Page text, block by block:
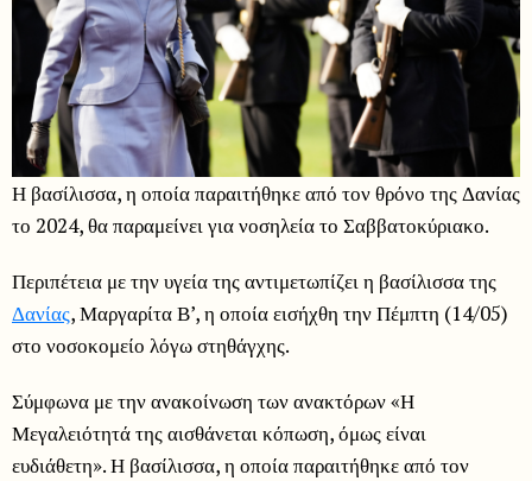
Η βασίλισσα, η οποία παραιτήθηκε από τον θρόνο της Δανίας
το 2024, θα παραμείνει για νοσηλεία το Σαββατοκύριακο.
Περιπέτεια με την υγεία της αντιμετωπίζει η βασίλισσα της
Δανίας, Μαργαρίτα Β’, η οποία εισήχθη την Πέμπτη (14/05)
στο νοσοκομείο λόγω στηθάγχης.
Σύμφωνα με την ανακοίνωση των ανακτόρων «Η
Μεγαλειότητά της αισθάνεται κόπωση, όμως είναι
ευδιάθετη». Η βασίλισσα, η οποία παραιτήθηκε από τον